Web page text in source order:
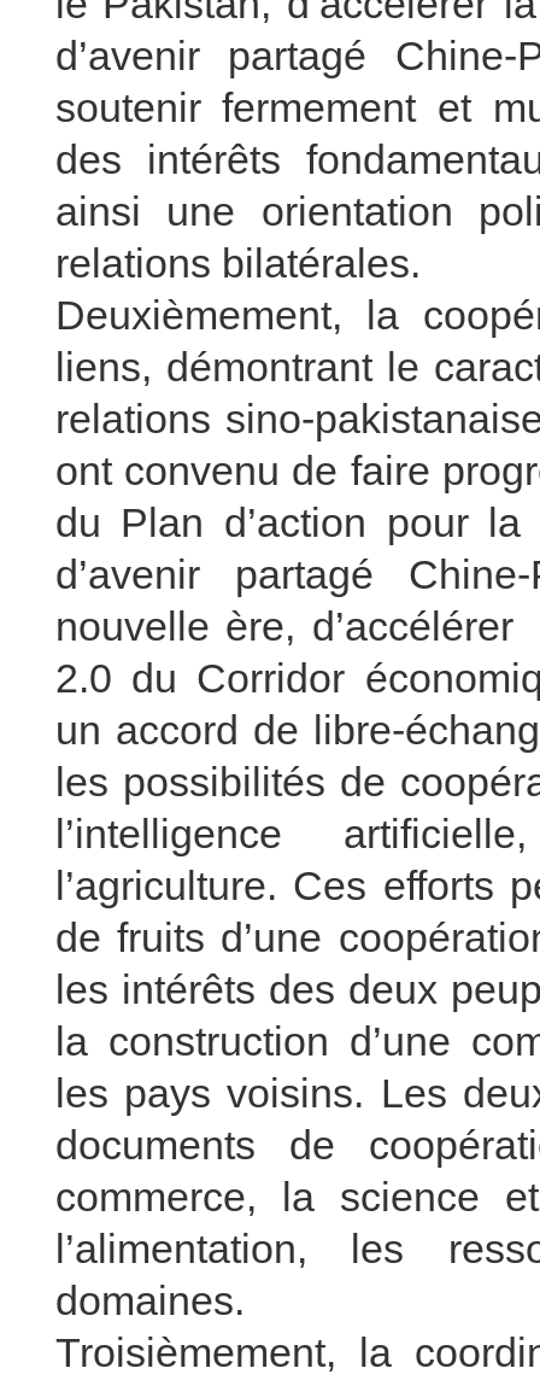
d’avenir partagé
soutenir fermement et
des intérêts
ainsi une orientation
relations bilatérales.
Deuxièmement, la
liens, démontrant le
relations sino-
ont convenu de faire
du Plan d’action pour la
d’avenir partagé
nouvelle ère,
2.0 du Corridor
un accord de libre-
les possibilités de
l’intelligence
l’agriculture. Ces efforts
de fruits d’une
les intérêts des deux
la construction d’une
les pays voisins. Les
documents de
commerce, la science
l’alimentation, les
domaines.
Troisièmement, la